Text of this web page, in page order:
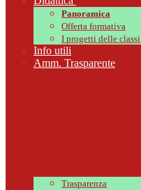
Panoramica
Offerta formativa
I progetti delle classi
Info utili
Amm. Trasparente
Trasparenza